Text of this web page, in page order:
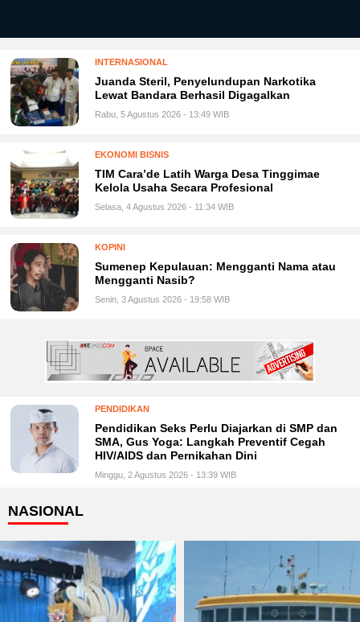
INTERNASIONAL
Juanda Steril, Penyelundupan Narkotika
Lewat Bandara Berhasil Digagalkan
Rabu, 5 Agustus 2026 - 13:49 WIB
EKONOMI BISNIS
TIM Cara’de Latih Warga Desa Tinggimae
Kelola Usaha Secara Profesional
Selasa, 4 Agustus 2026 - 11:34 WIB
KOPINI
Sumenep Kepulauan: Mengganti Nama atau
Mengganti Nasib?
Senin, 3 Agustus 2026 - 19:58 WIB
PENDIDIKAN
Pendidikan Seks Perlu Diajarkan di SMP dan
SMA, Gus Yoga: Langkah Preventif Cegah
HIV/AIDS dan Pernikahan Dini
Minggu, 2 Agustus 2026 - 13:39 WIB
NASIONAL